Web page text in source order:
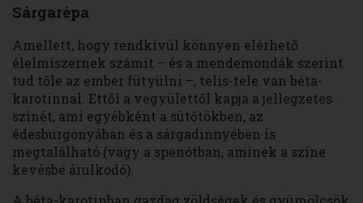
Sárgarépa
Amellett, hogy rendkívül könnyen elérhető
élelmiszernek számít – és a mendemondák szerint
tud tőle az ember fütyülni –, telis-tele van béta-
karotinnal. Ettől a vegyülettől kapja a jellegzetes
színét, ami egyébként a sütőtökben, az
édesburgonyában és a sárgadinnyében is
megtalálható (vagy a spenótban, aminek a színe
kevésbé árulkodó).